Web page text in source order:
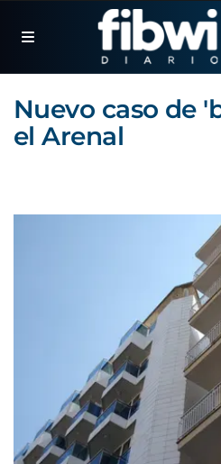
Nuevo caso de
el Arenal